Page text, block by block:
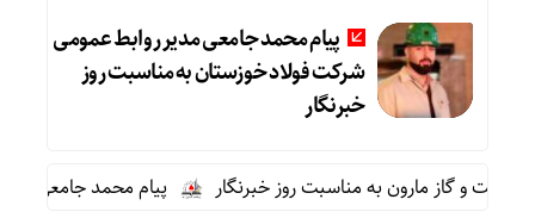
پیام محمد جامعی مدیر روابط عمومی
شرکت فولاد خوزستان به مناسبت روز
خبرنگار
و گاز مارون به مناسبت روز خبرنگار
پیام محمد جامعی مدیر